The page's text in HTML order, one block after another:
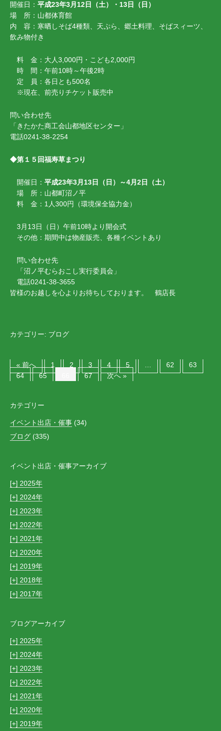
開催日： 平成23年3月12日（土）・13日（日）
場 所：山都体育館
内 容：寒晒しそば4種類、天ぷら、郷土料理、そばスィーツ、
飲み物付き
料 金：大人3,000円・こども2,000円
時 間：午前10時～午後2時
定 員：各日とも500名
※現在、前売りチケット販売中
問い合わせ先
「きたかた商工会山都地区センター」
電話0241-38-2254
◆第１５回福寿草まつり
開催日： 平成23年3月13日（日）～4月2日（土）
場 所：山都町沼ノ平
料 金：1人300円（環境保全協力金）
3月13日（日）午前10時より開会式
その他：期間中は物産販売、各種イベントあり
問い合わせ先
「沼ノ平むらおこし実行委員会」
電話0241-38-3655
皆様のお越しを心よりお待ちしております。 鶴店長
カテゴリー: ブログ
« 前へ 1 2 3 4 5 … 62
63
64
65 67 次へ »
カテゴリー
イベント出店・催事 (34)
ブログ (335)
イベント出店・催事アーカイブ
[+] 2025
[+] 2024
[+] 2023
[+] 2022
[+] 2021
[+] 2020
[+] 2019
[+] 2018
[+] 2017
ブログアーカイブ
[+] 2025
[+] 2024
[+] 2023
[+] 2022
[+] 2021
[+] 2020
[+] 2019